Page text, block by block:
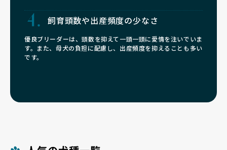
飼育頭数や出産頻度の少なさ
優良ブリーダーは、頭数を抑えて一頭一頭に愛情を注いでいま
す。また、母犬の負担に配慮し、出産頻度を抑えることも多い
です。